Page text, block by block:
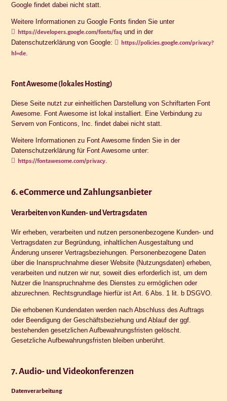
Google findet dabei nicht statt.
Weitere Informationen zu Google Fonts finden Sie unter
https://developers.google.com/fonts/faq und in der
Datenschutzerklärung von Google:
https://policies.google.com/privacy?
hl=de
Font Awesome (lokales Hosting)
Diese Seite nutzt zur einheitlichen Darstellung von Schriftarten Font
Awesome. Font Awesome ist lokal installiert. Eine Verbindung zu
Servern von Fonticons, Inc. findet dabei nicht statt.
Weitere Informationen zu Font Awesome finden Sie in der
Datenschutzerklärung für Font Awesome unter:
https://fontawesome.com/privacy
6. eCommerce und Zahlungs­anbieter
Verarbeiten von Kunden- und Vertragsdaten
Wir erheben, verarbeiten und nutzen personenbezogene Kunden- und
Vertragsdaten zur Begründung, inhaltlichen Ausgestaltung und
Änderung unserer Vertragsbeziehungen. Personenbezogene Daten
über die Inanspruchnahme dieser Website (Nutzungsdaten) erheben,
verarbeiten und nutzen wir nur, soweit dies erforderlich ist, um dem
Nutzer die Inanspruchnahme des Dienstes zu ermöglichen oder
abzurechnen. Rechtsgrundlage hierfür ist Art. 6 Abs. 1 lit. b DSGVO.
Die erhobenen Kundendaten werden nach Abschluss des Auftrags
oder Beendigung der Geschäftsbeziehung und Ablauf der ggf.
bestehenden gesetzlichen Aufbewahrungsfristen gelöscht.
Gesetzliche Aufbewahrungsfristen bleiben unberührt.
7. Audio- und Videokonferenzen
Datenverarbeitung